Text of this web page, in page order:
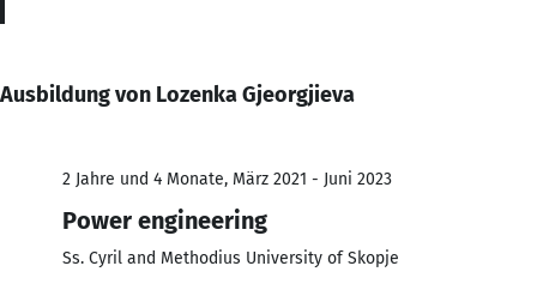
Ausbildung von Lozenka Gjeorgjieva
2 Jahre und 4 Monate, März 2021 - Juni 2023
Power engineering
Ss. Cyril and Methodius University of Skopje